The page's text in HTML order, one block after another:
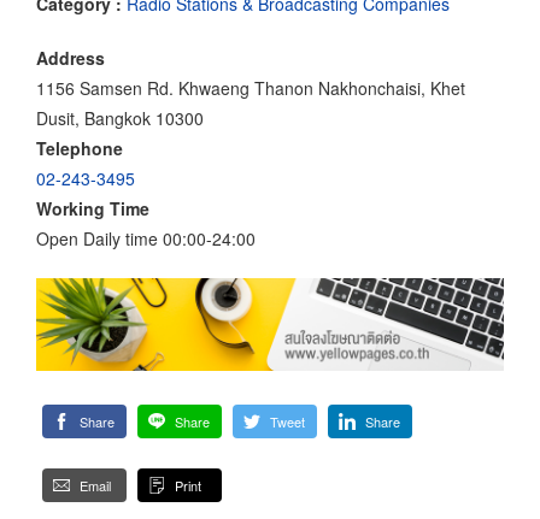
Address
1156 Samsen Rd. Khwaeng Thanon Nakhonchaisi, Khet
Dusit, Bangkok 10300
Telephone
02-243-3495
Working Time
Open Daily time 00:00-24:00
Share Share Tweet Share
Email Print